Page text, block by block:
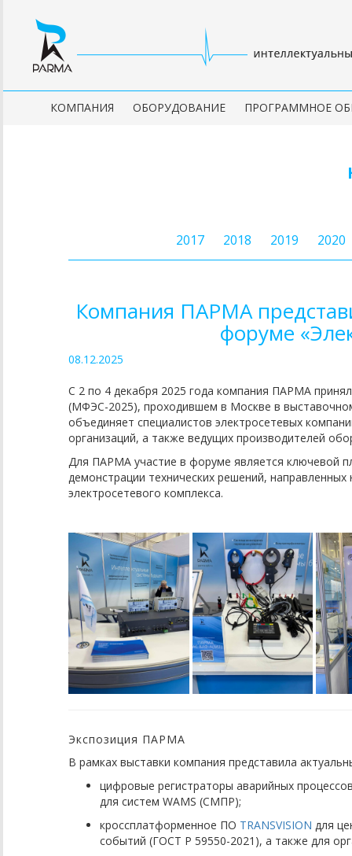
КОМПАНИЯ ОБОРУДОВАНИЕ ПРОГРАММНОЕ
2017 2018 2019 2020
Компания ПАРМА
форуме
08.12.2025
С 2 по 4 декабря 2025 года компания ПАРМА
(МФЭС-2025), проходившем в Москве в
объединяет специалистов электросетевых
организаций, а также ведущих производителей
Для ПАРМА участие в форуме является ключевой
демонстрации технических решений,
электросетевого комплекса.
Экспозиция ПАРМА
В рамках выставки компания представила
цифровые регистраторы аварийных
для систем WAMS (СМПР);
кроссплатформенное ПО TRANSVISION для
событий (ГОСТ Р 59550-2021), а также для